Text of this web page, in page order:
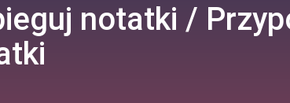
notatki /